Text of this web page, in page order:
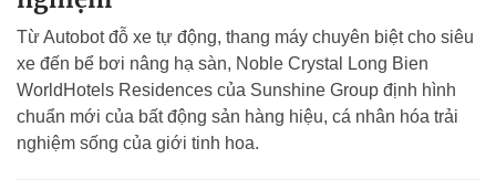
Từ Autobot đỗ xe tự động, thang máy chuyên biệt cho siêu
xe đến bể bơi nâng hạ sàn, Noble Crystal Long Bien
WorldHotels Residences của Sunshine Group định hình
chuẩn mới của bất động sản hàng hiệu, cá nhân hóa trải
nghiệm sống của giới tinh hoa.